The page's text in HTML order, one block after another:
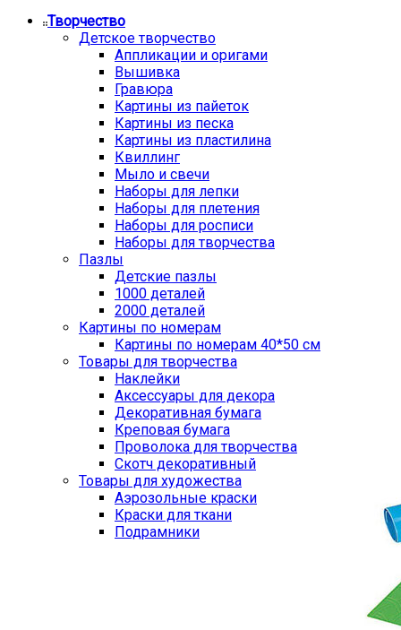
Творчество
Детское творчество
Аппликации и оригами
Вышивка
Гравюра
Картины из пайеток
Картины из песка
Картины из пластилина
Квиллинг
Мыло и свечи
Наборы для лепки
Наборы для плетения
Наборы для росписи
Наборы для творчества
Пазлы
Детские пазлы
1000 деталей
2000 деталей
Картины по номерам
Картины по номерам 40*50 см
Товары для творчества
Наклейки
Аксессуары для декора
Декоративная бумага
Креповая бумага
Проволока для творчества
Скотч декоративный
Товары для художества
Аэрозольные краски
Краски для ткани
Подрамники